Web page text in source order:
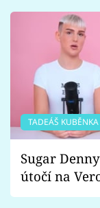
TADEÁŠ KUBĚNKA
Sugar
útočí na
Proč je